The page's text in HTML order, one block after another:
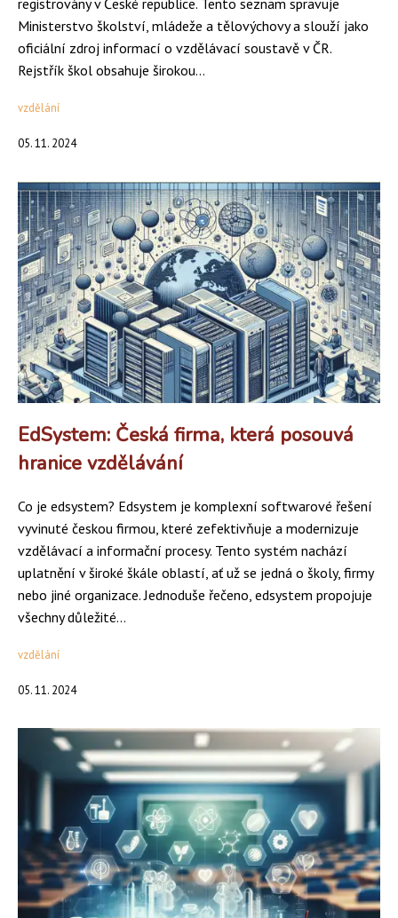
registrovány v České republice. Tento seznam spravuje
Ministerstvo školství, mládeže a tělovýchovy a slouží jako
oficiální zdroj informací o vzdělávací soustavě v ČR.
Rejstřík škol obsahuje širokou...
vzdělání
05. 11. 2024
EdSystem: Česká firma, která posouvá
hranice vzdělávání
Co je edsystem? Edsystem je komplexní softwarové řešení
vyvinuté českou firmou, které zefektivňuje a modernizuje
vzdělávací a informační procesy. Tento systém nachází
uplatnění v široké škále oblastí, ať už se jedná o školy, firmy
nebo jiné organizace. Jednoduše řečeno, edsystem propojuje
všechny důležité...
vzdělání
05. 11. 2024